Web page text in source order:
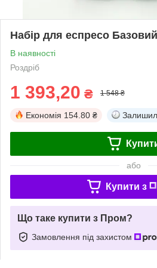
Набір для еспресо Базовий
В наявності
Роздріб
1 393,20 ₴ 1 548 ₴
Економія 154.80 ₴
або
Купити з
Що таке купити з Пром?
Замовлення під захистом